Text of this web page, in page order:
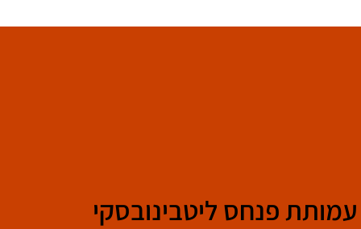
עמותת פנחס ליטבינובסקי